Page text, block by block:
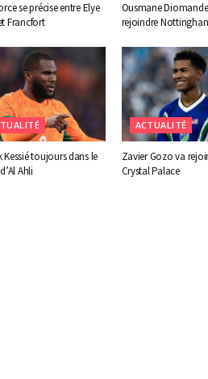
se précise entre Elye
Francfort
Ousmane
rejoindre
Kessié toujours dans le
Ahli
ACTUALITÉ
Zavier Gozo va
Crystal Palace